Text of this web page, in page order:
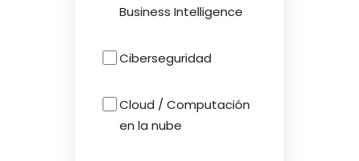
Business Intelligence
Ciberseguridad
Cloud / Computación
en la nube